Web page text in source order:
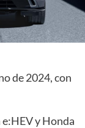
de 2024, con
y Honda